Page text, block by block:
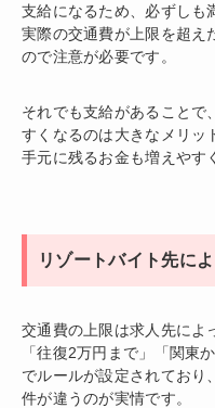
支給になるため、必ずしも
実際の交通費が上限を超え
ので注意が必要です。
それでも支給があることで
すくなるのは大きなメリッ
手元に残るお金も増えやす
リゾートバイト先に
交通費の上限は求人先によ
「往復2万円まで」「関東
でルールが設定されており
件が違うのが実情です。